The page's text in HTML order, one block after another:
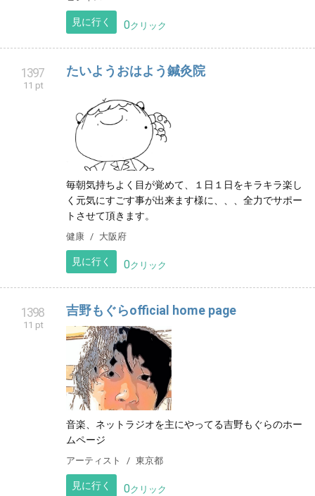
見に行く 0クリック
1397
11 pt
たいようおはよう鍼灸院
毎朝気持ちよく目が覚めて、１日１日をキラキラ楽し
く元気にすごす事が出来ます様に、、、全力でサポー
トさせて頂きます。
健康 大阪府
見に行く 0クリック
1398
11 pt
吉野もぐらofficial home page
音楽、ネットラジオを主にやってる吉野もぐらのホー
ムページ
アーティスト 東京都
見に行く 0クリック